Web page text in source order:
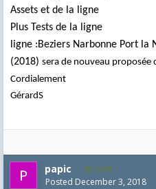
Assets et de la ligne
Plus Tests de la ligne
ligne :Beziers Narbonne Port la
(2018) sera de nouveau proposée
Cordialement
GérardS
papic 1,372
Posted December 3, 2018